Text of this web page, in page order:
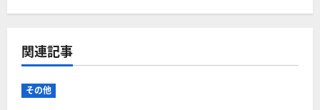
関連記事
その他